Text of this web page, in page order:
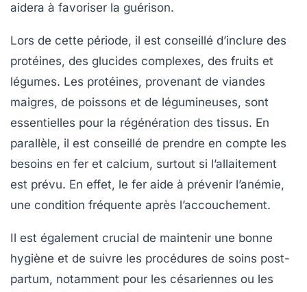
aidera à favoriser la guérison.
Lors de cette période, il est conseillé d’inclure des
protéines, des glucides complexes, des fruits et
légumes. Les protéines, provenant de viandes
maigres, de poissons et de légumineuses, sont
essentielles pour la régénération des tissus. En
parallèle, il est conseillé de prendre en compte les
besoins en fer et calcium, surtout si l’allaitement
est prévu. En effet, le fer aide à prévenir l’anémie,
une condition fréquente après l’accouchement.
Il est également crucial de maintenir une bonne
hygiène et de suivre les procédures de soins post-
partum, notamment pour les césariennes ou les